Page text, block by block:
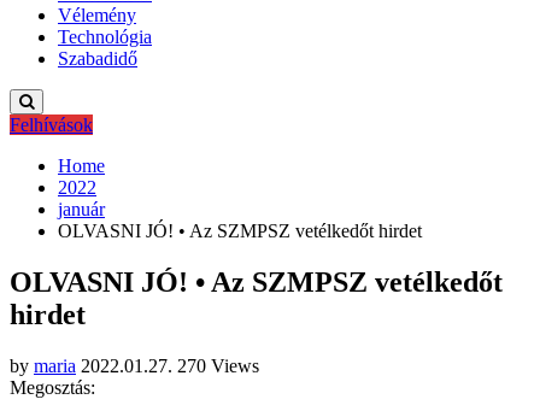
Vélemény
Technológia
Szabadidő
Felhívások
Home
2022
január
OLVASNI JÓ! • Az SZMPSZ vetélkedőt hirdet
OLVASNI JÓ! • Az SZMPSZ vetélkedőt
hirdet
by maria 2022.01.27. 270 Views
Megosztás: